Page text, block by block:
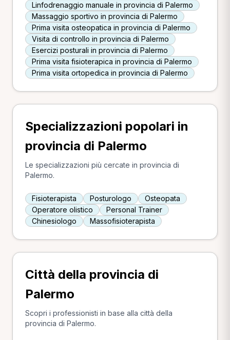
Linfodrenaggio manuale in provincia di Palermo
Massaggio sportivo in provincia di Palermo
Prima visita osteopatica in provincia di Palermo
Visita di controllo in provincia di Palermo
Esercizi posturali in provincia di Palermo
Prima visita fisioterapica in provincia di Palermo
Prima visita ortopedica in provincia di Palermo
Specializzazioni popolari in
provincia di Palermo
Le specializzazioni più cercate in provincia di
Palermo.
Fisioterapista Posturologo
Osteopata
Operatore olistico
Personal Trainer
Chinesiologo
Massofisioterapista
Città della provincia di
Palermo
Scopri i professionisti in base alla città della
provincia di Palermo.